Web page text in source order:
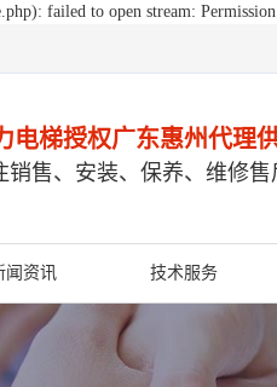
failed to open stream:
电梯授权广东惠州代理
销售、安装、保养、维修
闻资讯 技术服务